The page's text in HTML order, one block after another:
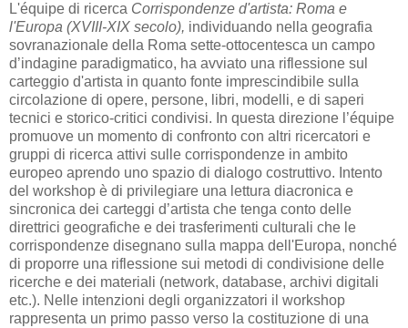
L'équipe di ricerca Corrispondenze d'artista: Roma e
l'Europa (XVIII-XIX secolo), individuando nella geografia
sovranazionale della Roma sette-ottocentesca un campo
d’indagine paradigmatico, ha avviato una riflessione sul
carteggio d'artista in quanto fonte imprescindibile sulla
circolazione di opere, persone, libri, modelli, e di saperi
tecnici e storico-critici condivisi. In questa direzione l’équipe
promuove un momento di confronto con altri ricercatori e
gruppi di ricerca attivi sulle corrispondenze in ambito
europeo aprendo uno spazio di dialogo costruttivo. Intento
del workshop è di privilegiare una lettura diacronica e
sincronica dei carteggi d’artista che tenga conto delle
direttrici geografiche e dei trasferimenti culturali che le
corrispondenze disegnano sulla mappa dell'Europa, nonché
di proporre una riflessione sui metodi di condivisione delle
ricerche e dei materiali (network, database, archivi digitali
etc.). Nelle intenzioni degli organizzatori il workshop
rappresenta un primo passo verso la costituzione di una